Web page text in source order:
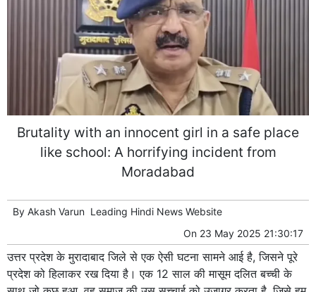
Brutality with an innocent girl in a safe place
like school: A horrifying incident from
Moradabad
By Akash Varun Leading Hindi News Website
On 23 May 2025 21:30:17
उत्तर प्रदेश के मुरादाबाद जिले से एक ऐसी घटना सामने आई है, जिसने पूरे
प्रदेश को हिलाकर रख दिया है। एक 12 साल की मासूम दलित बच्ची के